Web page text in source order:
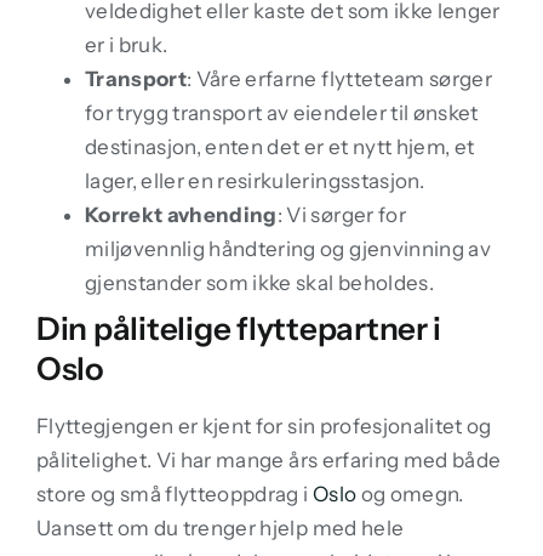
veldedighet eller kaste det som ikke lenger
er i bruk.
Transport: Våre erfarne flytteteam sørger
for trygg transport av eiendeler til ønsket
destinasjon, enten det er et nytt hjem, et
lager, eller en resirkuleringsstasjon.
Korrekt avhending: Vi sørger for
miljøvennlig håndtering og gjenvinning av
gjenstander som ikke skal beholdes.
Din pålitelige flyttepartner i
Oslo
Flyttegjengen er kjent for sin profesjonalitet og
pålitelighet. Vi har mange års erfaring med både
store og små flytteoppdrag i Oslo og omegn.
Uansett om du trenger hjelp med hele